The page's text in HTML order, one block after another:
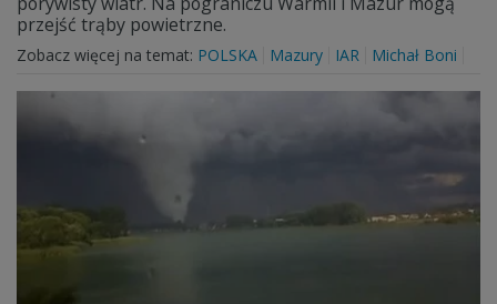
przejść trąby powietrzne.
Zobacz więcej na temat: POLSKA Mazury IAR Michał Boni